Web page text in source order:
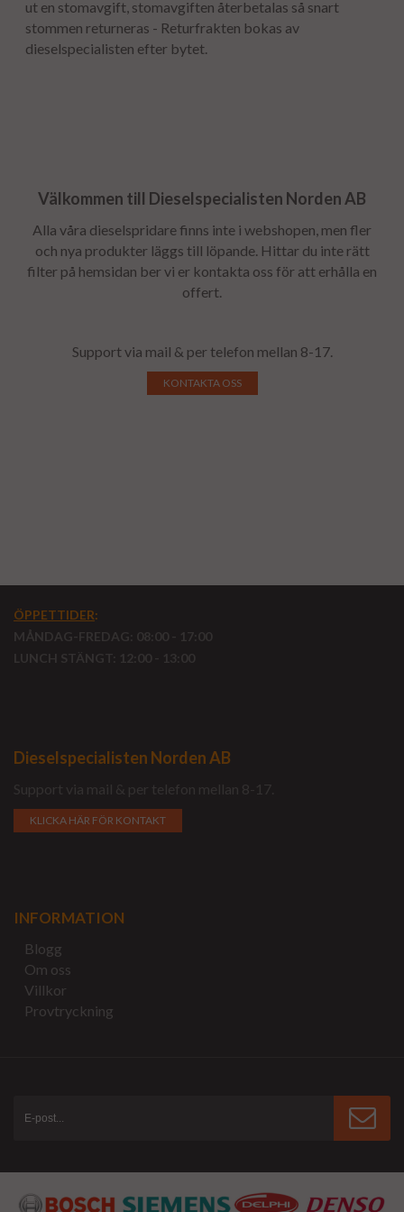
ut en stomavgift, stomavgiften återbetalas så snart
stommen returneras - Returfrakten bokas av
dieselspecialisten efter bytet.
Välkommen till Dieselspecialisten Norden AB
Alla våra dieselspridare finns inte i webshopen, men fler
och nya produkter läggs till löpande. Hittar du inte rätt
filter på hemsidan ber vi er kontakta oss för att erhålla en
offert.
Support via mail & per telefon mellan 8-17.
KONTAKTA OSS
ÖPPETTIDER:
MÅNDAG-FREDAG: 08:00 - 17:00
LUNCH STÄNGT: 12:00 - 13:00
Dieselspecialisten Norden AB
Support via mail & per telefon mellan 8-17.
KLICKA HÄR FÖR KONTAKT
INFORMATION
Blogg
Om oss
Villkor
Provtryckning